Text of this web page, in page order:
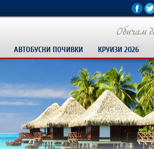
АВТОБУСНИ ПОЧИВКИ КРУИЗИ 2026